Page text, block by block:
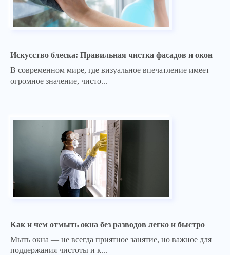
Искусство блеска: Правильная чистка фасадов и окон
В современном мире, где визуальное впечатление имеет
огромное значение, чисто...
Как и чем отмыть окна без разводов легко и быстро
Мыть окна — не всегда приятное занятие, но важное для
поддержания чистоты и к...